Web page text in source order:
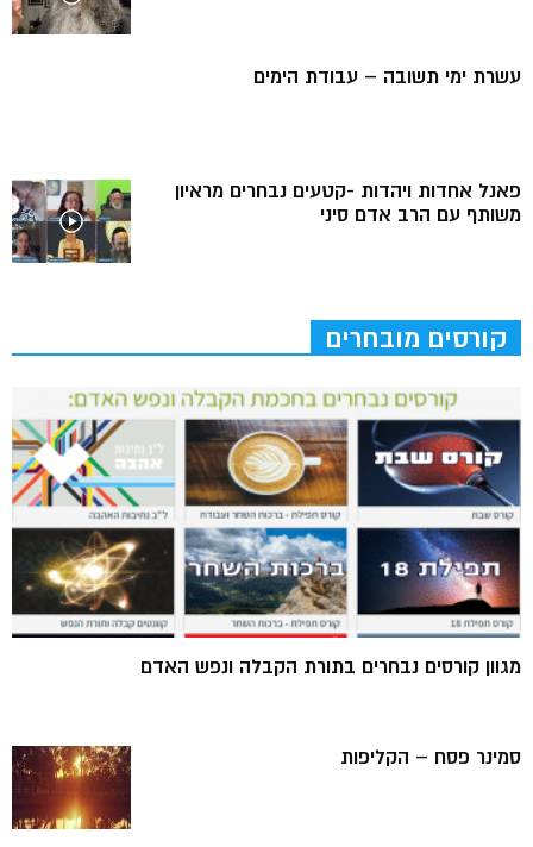
עשרת ימי תשובה – עבודת הימים
פאנל אחדות ויהדות -קטעים נבחרים מראיון
משותף עם הרב אדם סיני
קורסים מובחרים
מגוון קורסים נבחרים בתורת הקבלה ונפש האדם
סמינר פסח – הקליפות